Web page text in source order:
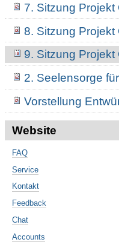
7. Sitzung
8. Sitzung
9. Sitzung
2. Seelensorge
Vorstellung
Website
FAQ
Service
Kontakt
Feedback
Chat
Accounts